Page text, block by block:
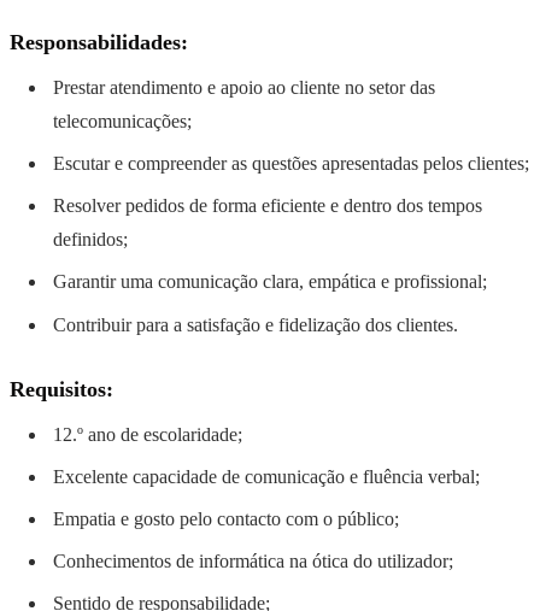
Responsabilidades:
Prestar atendimento e apoio ao cliente no setor das
telecomunicações;
Escutar e compreender as questões apresentadas pelos clientes;
Resolver pedidos de forma eficiente e dentro dos tempos
definidos;
Garantir uma comunicação clara, empática e profissional;
Contribuir para a satisfação e fidelização dos clientes.
Requisitos:
12.º ano de escolaridade;
Excelente capacidade de comunicação e fluência verbal;
Empatia e gosto pelo contacto com o público;
Conhecimentos de informática na ótica do utilizador;
Sentido de responsabilidade;